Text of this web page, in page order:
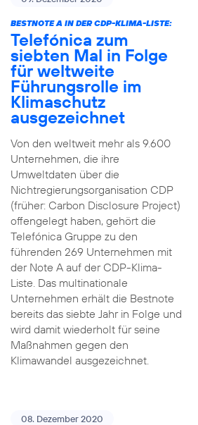
BESTNOTE A IN DER CDP-KLIMA-LISTE:
Telefónica zum
siebten Mal in Folge
für weltweite
Führungsrolle im
Klimaschutz
ausgezeichnet
Von den weltweit mehr als 9.600
Unternehmen, die ihre
Umweltdaten über die
Nichtregierungsorganisation CDP
(früher: Carbon Disclosure Project)
offengelegt haben, gehört die
Telefónica Gruppe zu den
führenden 269 Unternehmen mit
der Note A auf der CDP-Klima-
Liste. Das multinationale
Unternehmen erhält die Bestnote
bereits das siebte Jahr in Folge und
wird damit wiederholt für seine
Maßnahmen gegen den
Klimawandel ausgezeichnet.
08. Dezember 2020